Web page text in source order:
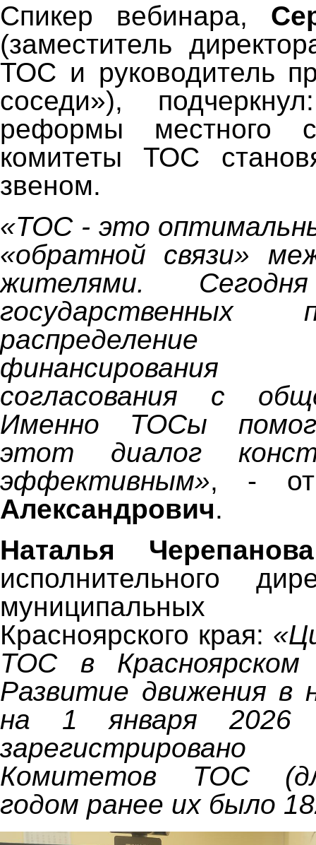
Спикер вебинара,
(заместитель
ТОС и руководитель
соседи»),
реформы местного
комитеты ТОС
звеном.
«ТОС - это
«обратной связи»
жителями.
распределение
согласования с
Именно ТОСы
этот диалог
эффективным», -
Александрович.
Наталья Черепанова
исполнительного
муниципальных
Красноярского края:
ТОС в
Развитие движения в
на 1 января 2026
Комитетов ТОС
годом ранее их было